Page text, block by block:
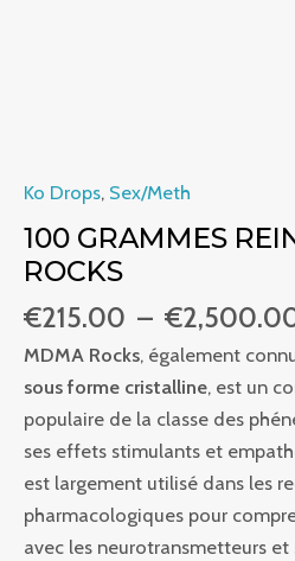
Ko Drops, Sex/Meth
100 GRAMMES
ROCKS
€215.00 – €
MDMA Rocks, également
sous forme cristalline, est un
populaire de la classe des
ses effets stimulants et
est largement utilisé dans les
pharmacologiques pour
avec les neurotransmetteurs